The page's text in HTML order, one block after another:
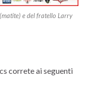
e del fratello Larry
correte ai seguenti